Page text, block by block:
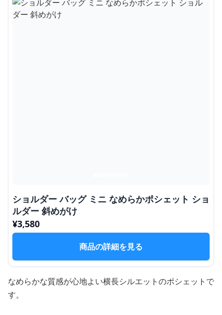
ショルダー バッグ ミニ なめらかポシェット ショ
ルダー 斜めがけ
¥3,580
商品の詳細を見る
なめらかな質感が心地よい横長シルエットのポシェットで
す。